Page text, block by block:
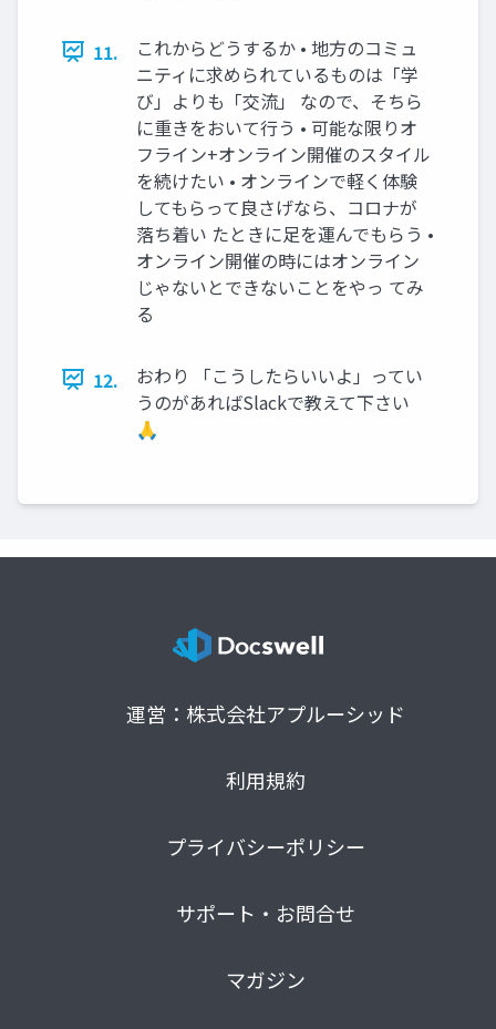
11.
これからどうするか • 地方のコミュ
ニティに求められているものは「学
び」よりも「交流」 なので、そちら
に重きをおいて行う • 可能な限りオ
フライン+オンライン開催のスタイル
を続けたい • オンラインで軽く体験
してもらって良さげなら、コロナが
落ち着い たときに足を運んでもらう •
オンライン開催の時にはオンライン
じゃないとできないことをやっ てみ
る
12.
おわり 「こうしたらいいよ」ってい
うのがあればSlackで教えて下さい
🙏
運営：株式会社アプルーシッド
利用規約
プライバシーポリシー
サポート・お問合せ
マガジン